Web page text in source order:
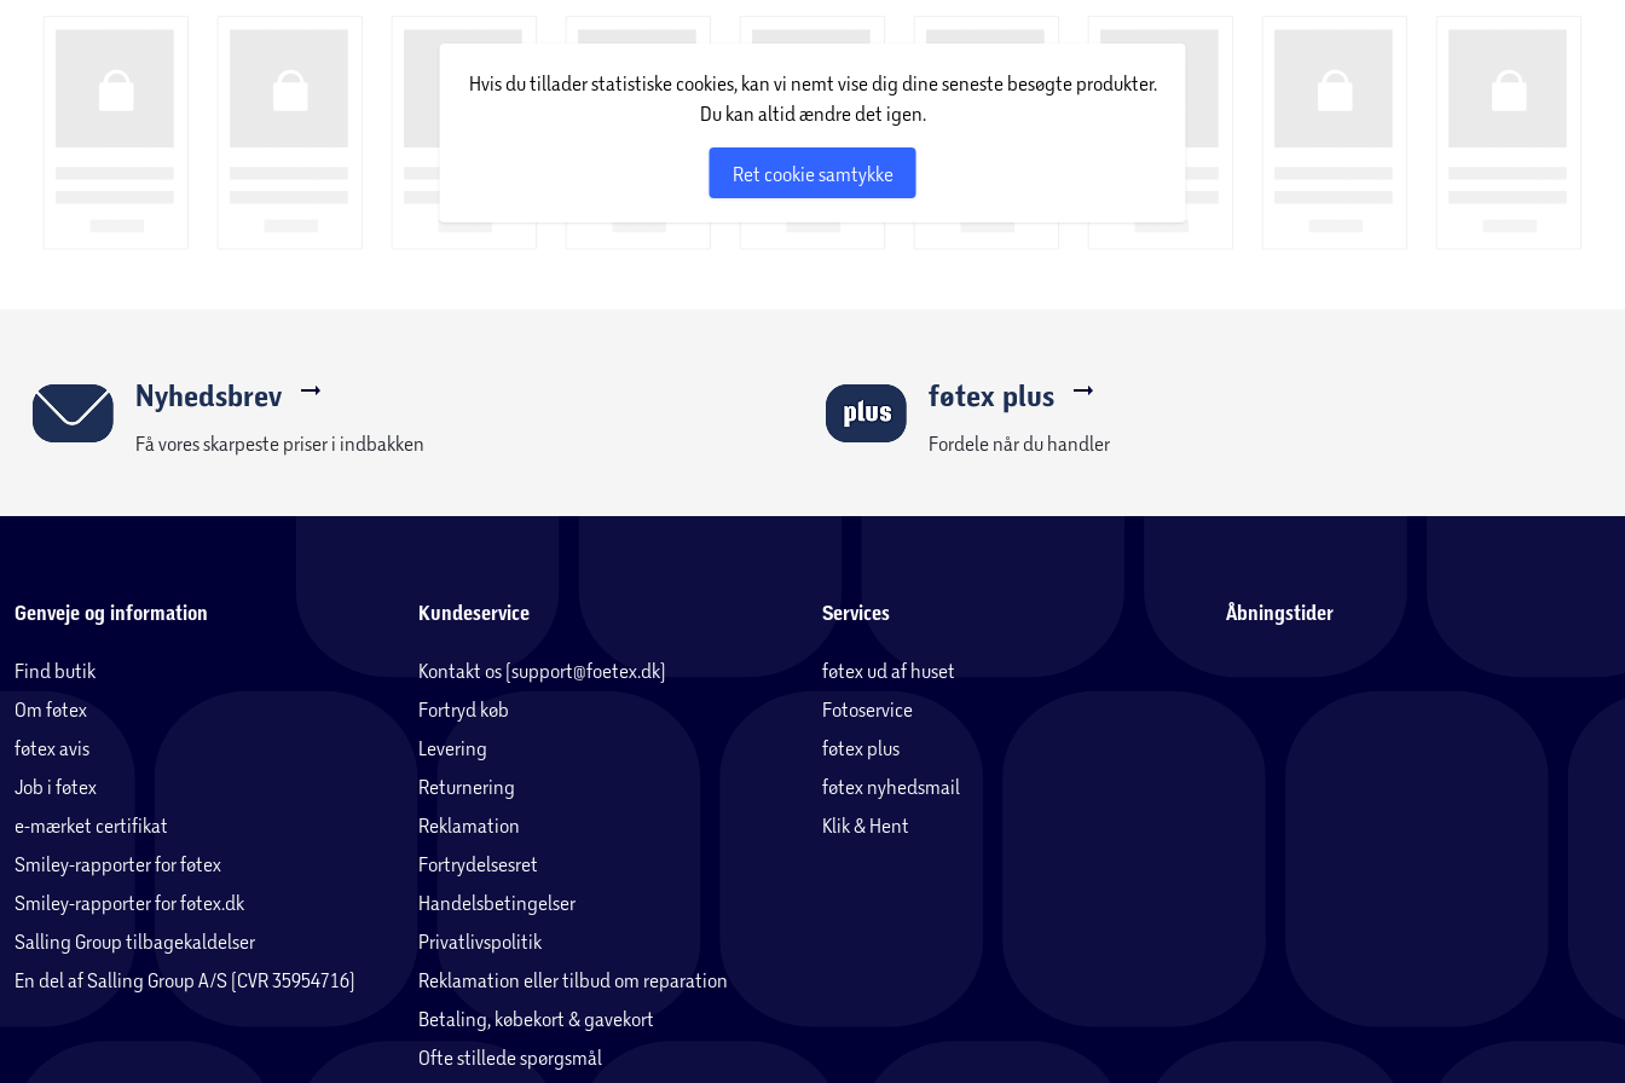
Levering
Det er dit ansvar at få noteret stelnummeret, hvis cyklen skulle blive stjålet. Stelnummeret står under kranken
og starter med WBL.
Cykelmakker står for service af cykler solgt hos Salling Group. Efter køb kan cyklen registreres via app eller
hjemmeside, hvor kvittering og stelnummer kan gemmes, og der kan modtages påmindelser om vedligehold.
App’en findes i App Store og Google Play.
meget du træder i pedalerne, vejret (kulde og vind), dæktryk, terræn, mange start/stop (bykørsel) og det
valgte assistanceniveau. Derfor kan to ture med samme cykel give meget forskellige resultater og
rækkevidden kan variere.
Hvis du tillader statistiske cookies, kan vi nemt vise dig dine seneste besøgte produkter.
Du kan altid ændre det igen.
Ret cookie samtykke
Nyhedsbrev
Få vores skarpeste priser i indbakken
føtex plus
Fordele når du handler
Genveje og information
Find butik
Om føtex
føtex avis
Job i føtex
e-mærket certifikat
Smiley-rapporter for føtex
Smiley-rapporter for føtex.dk
Salling Group tilbagekaldelser
En del af Salling Group A/S (CVR 35954716)
Kundeservice
Kontakt os (support@foetex.dk)
Fortryd køb
Levering
Returnering
Reklamation
Fortrydelsesret
Handelsbetingelser
Privatlivspolitik
Reklamation eller tilbud om reparation
Betaling, købekort & gavekort
Ofte stillede spørgsmål
Services
føtex ud af huset
Fotoservice
føtex plus
føtex nyhedsmail
Klik & Hent
Åbningstider